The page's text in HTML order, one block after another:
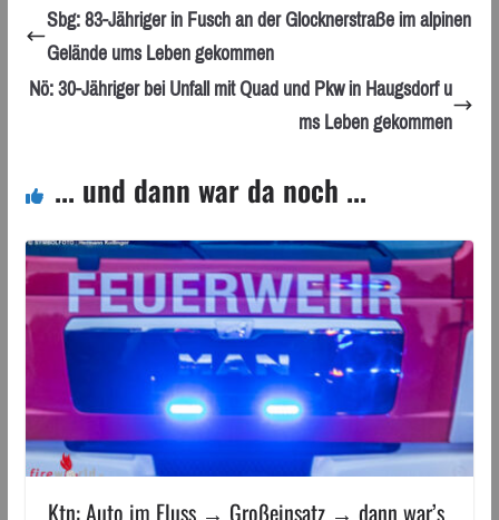
Sbg: 83-Jähriger in Fusch an der Glocknerstraße im alpinen
Gelände ums Leben gekommen
Nö: 30-Jähriger bei Unfall mit Quad und Pkw in Haugsdorf u
ms Leben gekommen
... und dann war da noch ...
Ktn: Auto im Fluss → Großeinsatz → dann war’s